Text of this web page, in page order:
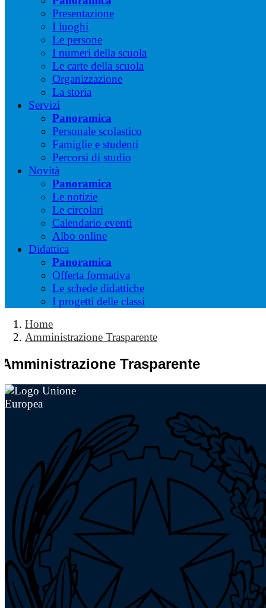
Presentazione
I luoghi
Le persone
I numeri della scuola
Le carte della scuola
Organizzazione
La storia
Servizi
Panoramica
Personale scolastico
Famiglie e studenti
Percorsi di studio
Novità
Panoramica
Le notizie
Le circolari
Calendario eventi
Albo online
Didattica
Panoramica
Offerta formativa
Le schede didattiche
I progetti delle classi
Home
Amministrazione Trasparente
Amministrazione Trasparente